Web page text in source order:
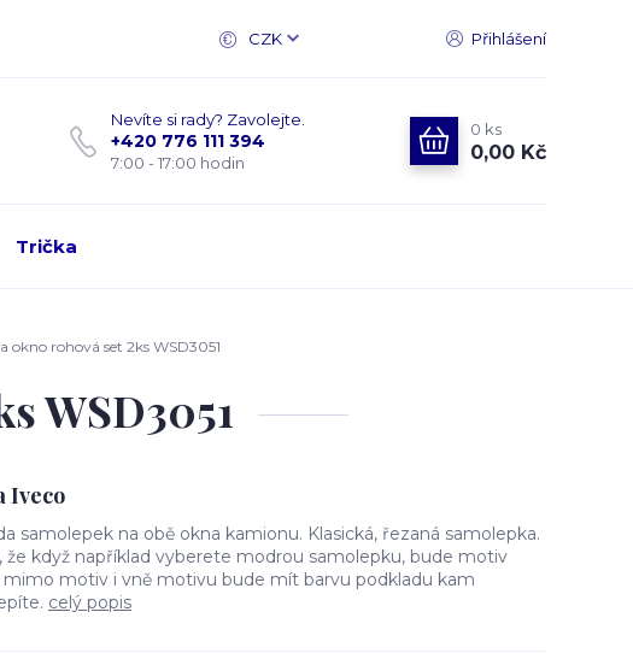
CZK Přihlášení
Nevíte si rady? Zavolejte.
+420 776 111 394
7:00 - 17:00 hodin
0 ks
0,00 Kč
Trička
okno rohová set 2ks WSD3051
WSD3051
Iveco
samolepek na obě okna kamionu. Klasická, řezaná samolepka.
že když například vyberete modrou samolepku, bude motiv
mimo motiv i vně motivu bude mít barvu podkladu kam
celý popis